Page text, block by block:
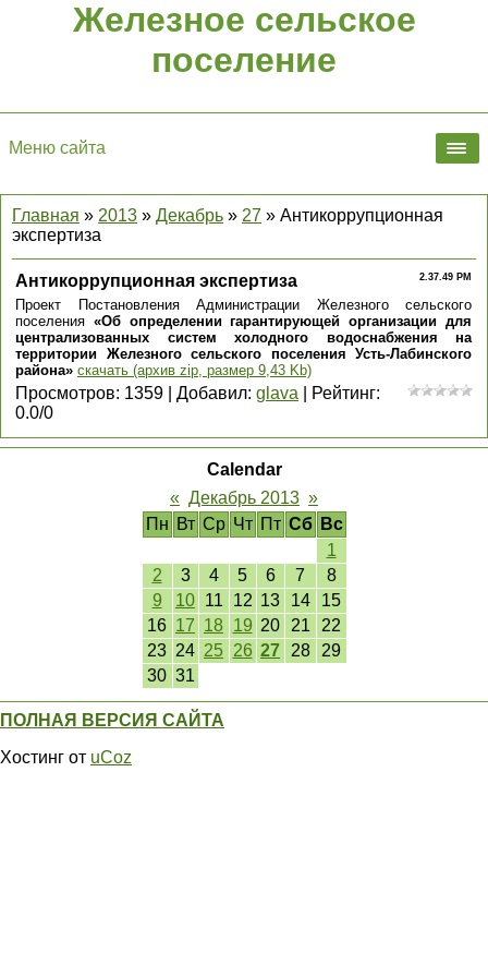
Железное сельское
поселение
Меню сайта
Главная » 2013 » Декабрь » 27 » Антикоррупционная
экспертиза
2.37.49 PM
Антикоррупционная экспертиза
Проект Постановления Администрации Железного сельского
поселения «Об определении гарантирующей организации для
централизованных систем холодного водоснабжения на
территории Железного сельского поселения Усть-Лабинского
района» скачать (архив zip, размер 9,43 Kb)
Просмотров: 1359 Добавил: glava Рейтинг:
0.0/0
Calendar
« Декабрь 2013 »
Пн Вт Ср Чт Пт Сб
Вс
1
2
3 4 5 6 7
8
9
10 11 12 13 14
15
16 17 18 19 20 21
22
23 24 25 26 27 28
29
30 31
ПОЛНАЯ ВЕРСИЯ САЙТА
Хостинг от uCoz